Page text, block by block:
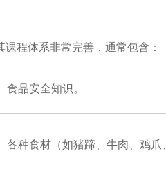
程体系非常完善，通常包含：
品安全知识。
种食材（如猪蹄、牛肉、鸡